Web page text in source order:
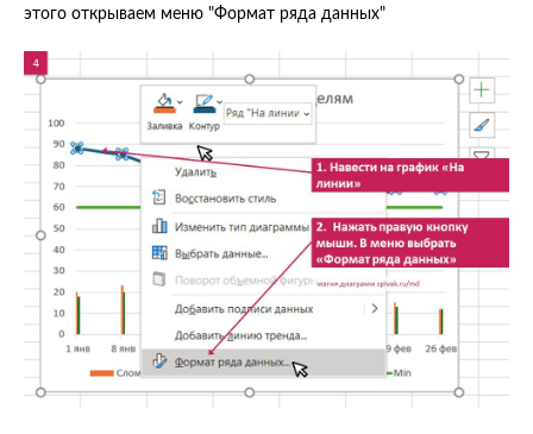
этого открываем меню "Формат ряда данных"